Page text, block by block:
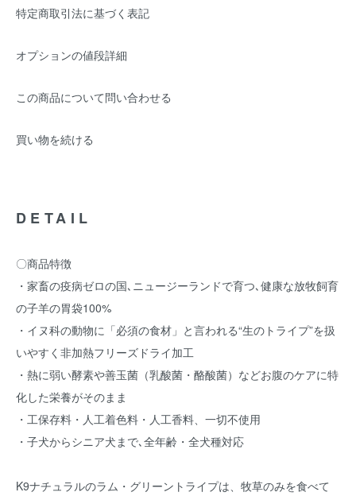
特定商取引法に基づく表記
オプションの値段詳細
この商品について問い合わせる
買い物を続ける
DETAIL
〇商品特徴
・家畜の疫病ゼロの国､ニュージーランドで育つ､健康な放牧飼育
の子羊の胃袋100%
・イヌ科の動物に「必須の食材」と言われる“生のトライプ”を扱
いやすく非加熱フリーズドライ加工
・熱に弱い酵素や善玉菌（乳酸菌・酪酸菌）などお腹のケアに特
化した栄養がそのまま
・工保存料・人工着色料・人工香料、一切不使用
・子犬からシニア犬まで､全年齢・全犬種対応
K9ナチュラルのラム・グリーントライプは、牧草のみを食べて